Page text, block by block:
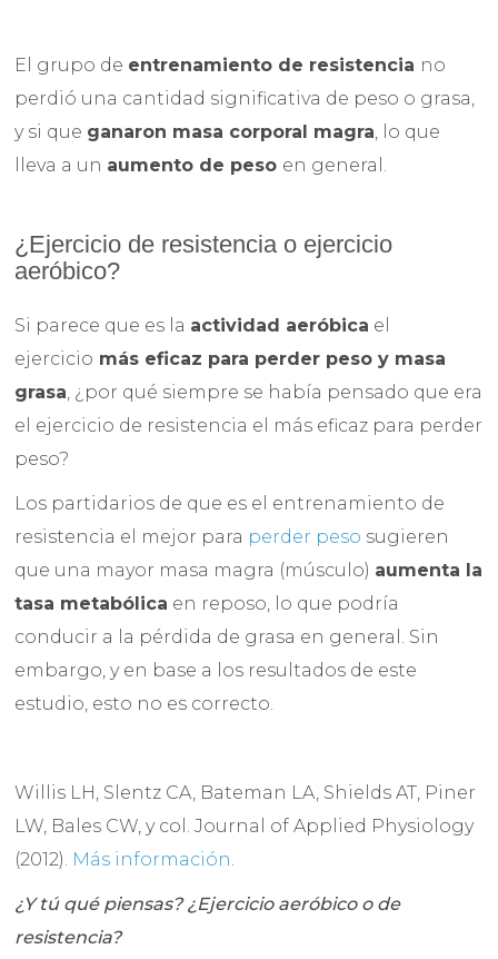
El grupo de entrenamiento de resistencia no
perdió una cantidad significativa de peso o grasa,
y si que ganaron masa corporal magra, lo que
lleva a un aumento de peso en general.
¿Ejercicio de resistencia o ejercicio
aeróbico?
Si parece que es la actividad aeróbica el
ejercicio más eficaz para perder peso y masa
grasa, ¿por qué siempre se había pensado que era
el ejercicio de resistencia el más eficaz para perder
peso?
Los partidarios de que es el entrenamiento de
resistencia el mejor para perder peso sugieren
que una mayor masa magra (músculo) aumenta la
tasa metabólica en reposo, lo que podría
conducir a la pérdida de grasa en general. Sin
embargo, y en base a los resultados de este
estudio, esto no es correcto.
Willis LH, Slentz CA, Bateman LA, Shields AT, Piner
LW, Bales CW, y col. Journal of Applied Physiology
(2012). Más información.
¿Y tú qué piensas? ¿Ejercicio aeróbico o de
resistencia?